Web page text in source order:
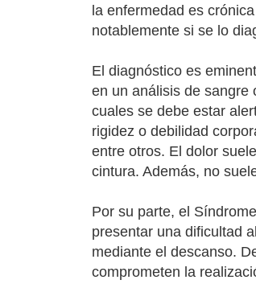
la enfermedad es
notablemente si se lo
El diagnóstico es
en un análisis de sangre
cuales se debe estar
rigidez o debilidad
entre otros. El dolor
cintura. Además, no
Por su parte, el
presentar una dificultad
mediante el descanso.
comprometen la